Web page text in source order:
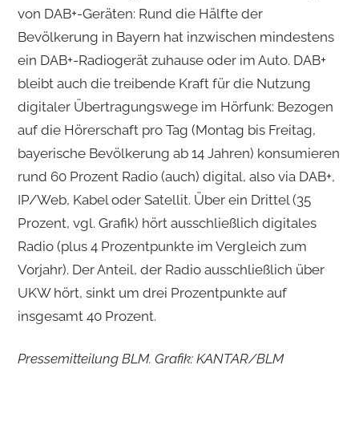
von DAB+-Geräten: Rund die Hälfte der
Bevölkerung in Bayern hat inzwischen mindestens
ein DAB+-Radiogerät zuhause oder im Auto. DAB+
bleibt auch die treibende Kraft für die Nutzung
digitaler Übertragungswege im Hörfunk: Bezogen
auf die Hörer­schaft pro Tag (Montag bis Freitag,
bayerische Bevölkerung ab 14 Jahren) konsumieren
rund 60 Prozent Radio (auch) digital, also via DAB+,
IP/Web, Kabel oder Satellit. Über ein Drittel (35
Prozent, vgl. Grafik) hört ausschließlich digitales
Radio (plus 4 Prozentpunkte im Vergleich zum
Vorjahr). Der Anteil, der Radio ausschließlich über
UKW hört, sinkt um drei Prozentpunkte auf
insgesamt 40 Prozent.
Pressemitteilung BLM. Grafik: KANTAR/BLM